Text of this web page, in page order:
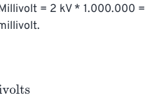
= 2 kV * 1.000.000 =